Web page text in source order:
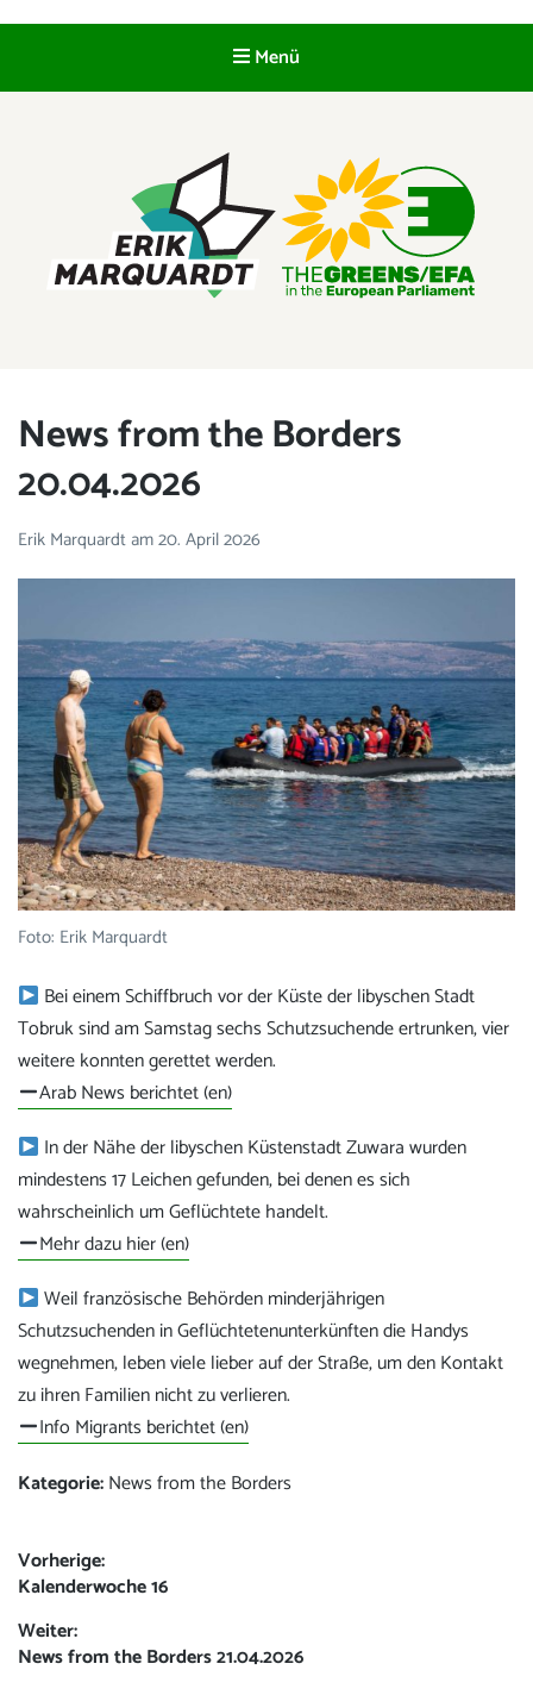
Menü
News from the Borders
20.04.2026
Erik Marquardtam20. April 2026
Foto: Erik Marquardt
Bei einem Schiffbruch vor der Küste der libyschen Stadt
Tobruk sind am Samstag sechs Schutzsuchende ertrunken, vier
weitere konnten gerettet werden.
Arab News berichtet (en)
In der Nähe der libyschen Küstenstadt Zuwara wurden
mindestens 17 Leichen gefunden, bei denen es sich
wahrscheinlich um Geflüchtete handelt.
Mehr dazu hier (en)
Weil französische Behörden minderjährigen
Schutzsuchenden in Geflüchtetenunterkünften die Handys
wegnehmen, leben viele lieber auf der Straße, um den Kontakt
zu ihren Familien nicht zu verlieren.
Info Migrants berichtet (en)
Kategorie:News from the Borders
Beitrags-
Navigation
Vorherige:
Vorheriger
Kalenderwoche 16
Weiter:
Nächster
News from the Borders 21.04.2026